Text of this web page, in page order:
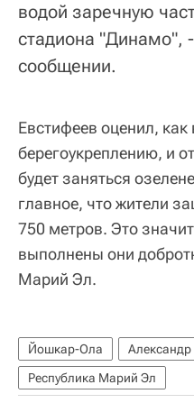
водой заречную
стадиона "Динамо",
сообщении.
Евстифеев оценил, как
берегоукреплению, и
будет заняться
главное, что жители
750 метров. Это
выполнены они
Марий Эл.
Йошкар-Ола Александр
Республика Марий Эл